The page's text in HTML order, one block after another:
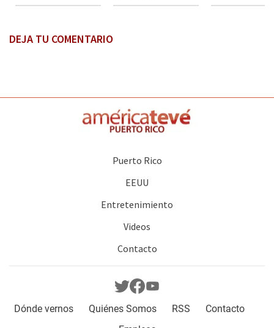
DEJA TU COMENTARIO
Puerto Rico
EEUU
Entretenimiento
Videos
Contacto
Dónde vernos Quiénes Somos RSS
Contacto